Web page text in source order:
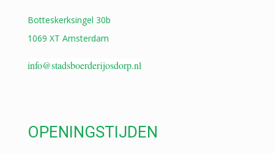
Botteskerksingel 30b
1069 XT Amsterdam
info@stadsboerderijosdorp.nl
OPENINGSTIJDEN